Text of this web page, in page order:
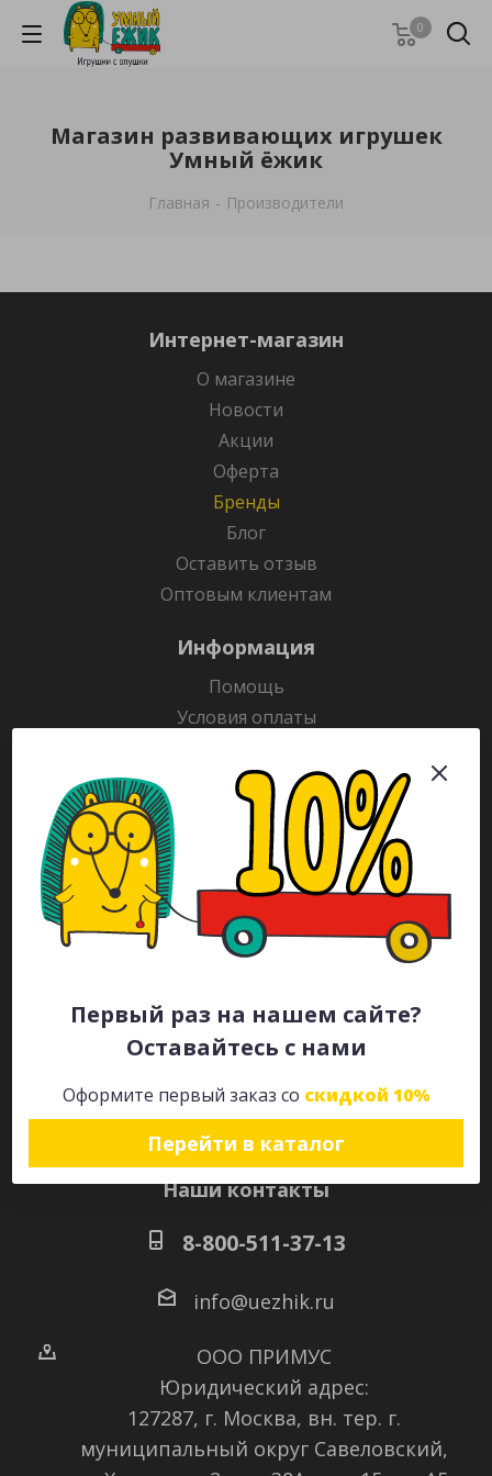
Первый раз на нашем сайте?
Оставайтесь с нами
Оформите первый заказ со скидкой 10%
Перейти в каталог
0
Магазин развивающих игрушек
Умный ёжик
Главная - Производители
Интернет-магазин
О магазине
Новости
Акции
Оферта
Бренды
Блог
Оставить отзыв
Оптовым клиентам
Информация
Помощь
Условия оплаты
Гарантия на товар
Раскраски
Рекламодателям
Каталог
Будьте всегда в курсе!
Наши контакты
8-800-511-37-13
info@uezhik.ru
ООО ПРИМУС
Юридический адрес:
127287, г. Москва, вн. тер. г.
муниципальный округ Савеловский,